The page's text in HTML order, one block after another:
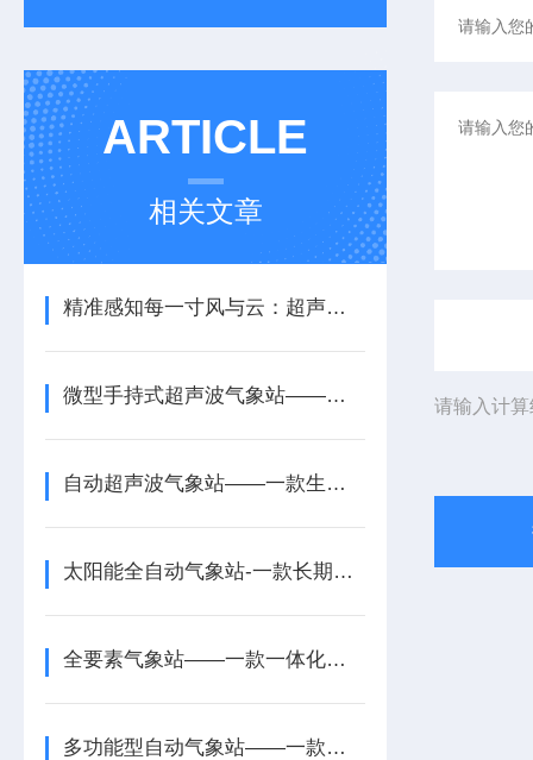
ARTICLE
相关文章
精准感知每一寸风与云：超声波一体式气象站的创新与应用
微型手持式超声波气象站——一款很能打的应急救援手持式气象站2026+派+送
自动超声波气象站——一款生态系统保护的超声波一体式气象站系统2025+派+送
太阳能全自动气象站-一款长期趋势分析的一体化多参数超声波气象站2025派+送
全要素气象站——一款一体化多参数超声波气象站2025全+境+派+送
多功能型自动气象站——一款那叫一个绝的自动超声波气象站2025全+境+派+送
请输入计